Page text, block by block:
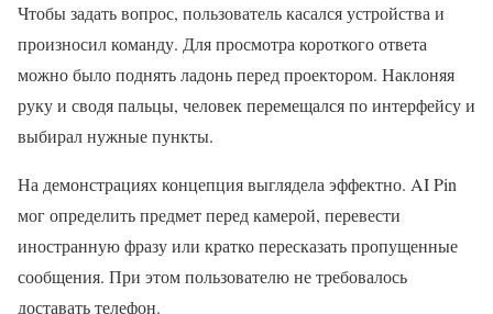
Чтобы задать вопрос, пользователь касался устройства и
произносил команду. Для просмотра короткого ответа
можно было поднять ладонь перед проектором. Наклоняя
руку и сводя пальцы, человек перемещался по интерфейсу и
выбирал нужные пункты.
На демонстрациях концепция выглядела эффектно. AI Pin
мог определить предмет перед камерой, перевести
иностранную фразу или кратко пересказать пропущенные
сообщения. При этом пользователю не требовалось
доставать телефон.